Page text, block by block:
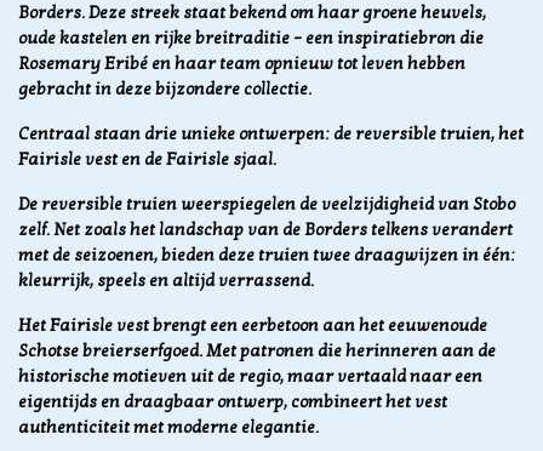
Borders. Deze streek staat bekend om haar groene heuvels,
oude kastelen en rijke breitraditie – een inspiratiebron die
Rosemary Eribé en haar team opnieuw tot leven hebben
gebracht in deze bijzondere collectie.
Centraal staan drie unieke ontwerpen: de reversible truien, het
Fairisle vest en de Fairisle sjaal.
De reversible truien weerspiegelen de veelzijdigheid van Stobo
zelf. Net zoals het landschap van de Borders telkens verandert
met de seizoenen, bieden deze truien twee draagwijzen in één:
kleurrijk, speels en altijd verrassend.
Het Fairisle vest brengt een eerbetoon aan het eeuwenoude
Schotse breierserfgoed. Met patronen die herinneren aan de
historische motieven uit de regio, maar vertaald naar een
eigentijds en draagbaar ontwerp, combineert het vest
authenticiteit met moderne elegantie.